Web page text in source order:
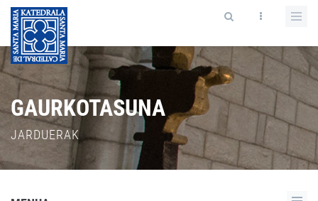
GAURKOTASUNA
JARDUERAK